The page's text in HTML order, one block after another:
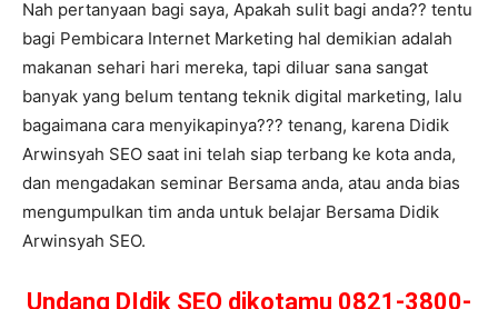
Nah pertanyaan bagi saya, Apakah sulit bagi anda?? tentu
bagi Pembicara Internet Marketing hal demikian adalah
makanan sehari hari mereka, tapi diluar sana sangat
banyak yang belum tentang teknik digital marketing, lalu
bagaimana cara menyikapinya??? tenang, karena Didik
Arwinsyah SEO saat ini telah siap terbang ke kota anda,
dan mengadakan seminar Bersama anda, atau anda bias
mengumpulkan tim anda untuk belajar Bersama Didik
Arwinsyah SEO.
Undang DIdik SEO dikotamu 0821-3800-